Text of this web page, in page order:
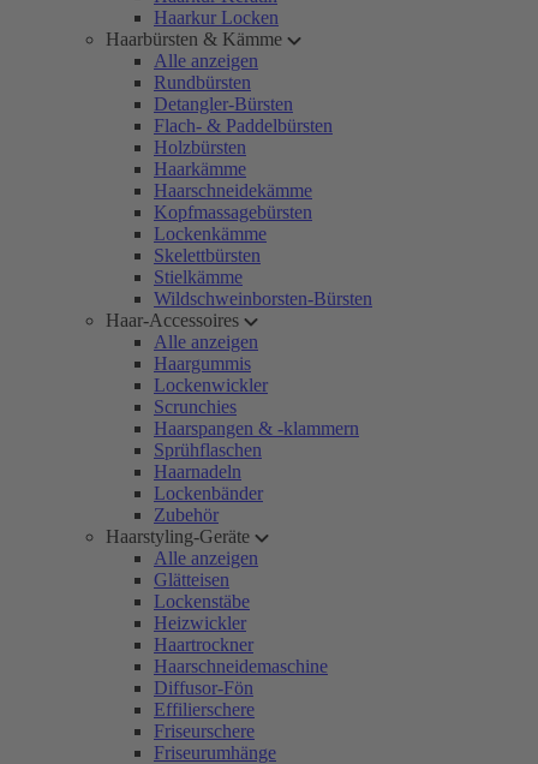
Haarkur Locken
Haarbürsten & Kämme
Alle anzeigen
Rundbürsten
Detangler-Bürsten
Flach- & Paddelbürsten
Holzbürsten
Haarkämme
Haarschneidekämme
Kopfmassagebürsten
Lockenkämme
Skelettbürsten
Stielkämme
Wildschweinborsten-Bürsten
Haar-Accessoires
Alle anzeigen
Haargummis
Lockenwickler
Scrunchies
Haarspangen & -klammern
Sprühflaschen
Haarnadeln
Lockenbänder
Zubehör
Haarstyling-Geräte
Alle anzeigen
Glätteisen
Lockenstäbe
Heizwickler
Haartrockner
Haarschneidemaschine
Diffusor-Fön
Effilierschere
Friseurschere
Friseurumhänge